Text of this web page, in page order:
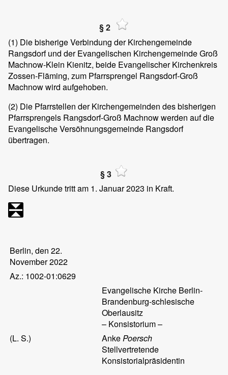
§ 2
(1) Die bisherige Verbindung der Kirchengemeinde
Rangsdorf und der Evangelischen Kirchengemeinde Groß
Machnow-Klein Kienitz, beide Evangelischer Kirchenkreis
Zossen-Fläming, zum Pfarrsprengel Rangsdorf-Groß
Machnow wird aufgehoben.
(2) Die Pfarrstellen der Kirchengemeinden des bisherigen
Pfarrsprengels Rangsdorf-Groß Machnow werden auf die
Evangelische Versöhnungsgemeinde Rangsdorf
übertragen.
§ 3
Diese Urkunde tritt am 1. Januar 2023 in Kraft.
Berlin, den 22.
November 2022
Az.: 1002-01:0629
Evangelische Kirche Berlin-
Brandenburg-schlesische
Oberlausitz
– Konsistorium –
(L. S.)
AnkePoersch
Stellvertretende
Konsistorialpräsidentin